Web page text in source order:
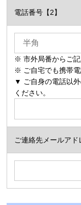
電話番号【2】
※ 市外局番からご
※ ご自宅でも携帯
▼ ご自身の電話以
ください。
ご連絡先メールアド